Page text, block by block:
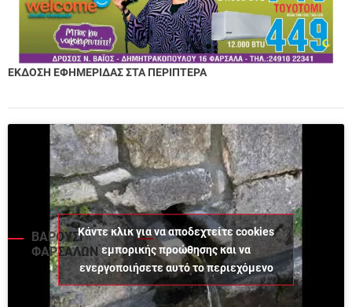
ΕΚΔΟΣΗ ΕΦΗΜΕΡΙΔΑΣ ΣΤΑ ΠΕΡΙΠΤΕΡΑ
ΒΑΡΟΥΣΙ
ΦΑΡΣΑΛΩΝ
Κάντε κλικ για να αποδεχτείτε cookies
εμπορικής προώθησης και να
ενεργοποιήσετε αυτό το περιεχόμενο